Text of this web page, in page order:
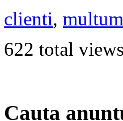
clienti,
622 total
Cauta